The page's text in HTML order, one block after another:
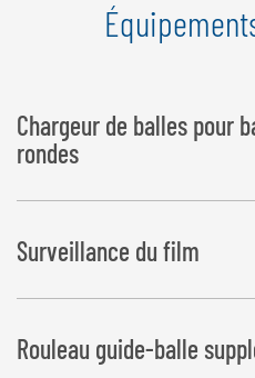
Chargeur de balles pour
rondes
Prise de balles à droite dans le
Éjection de balles à gauche
La largeur se modifie à 1 820 mm
Surveillance du film
Interrompt le cycle
fin du film
Rouleau guide-balle